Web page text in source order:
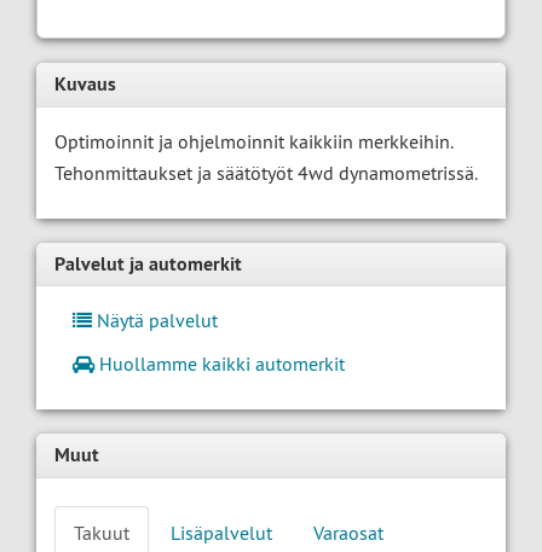
Kuvaus
Optimoinnit ja ohjelmoinnit kaikkiin merkkeihin.
Tehonmittaukset ja säätötyöt 4wd dynamometrissä.
Palvelut ja automerkit
Näytä palvelut
Huollamme kaikki automerkit
Muut
Takuut Lisäpalvelut Varaosat